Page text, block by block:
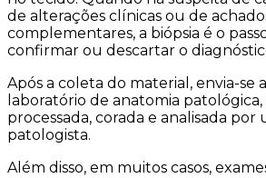
de alterações clínicas ou de
complementares, a biópsia é o
confirmar ou descartar o
Após a coleta do material, envia-se
laboratório de anatomia
processada, corada e analisada por
patologista.
Além disso, em muitos casos,